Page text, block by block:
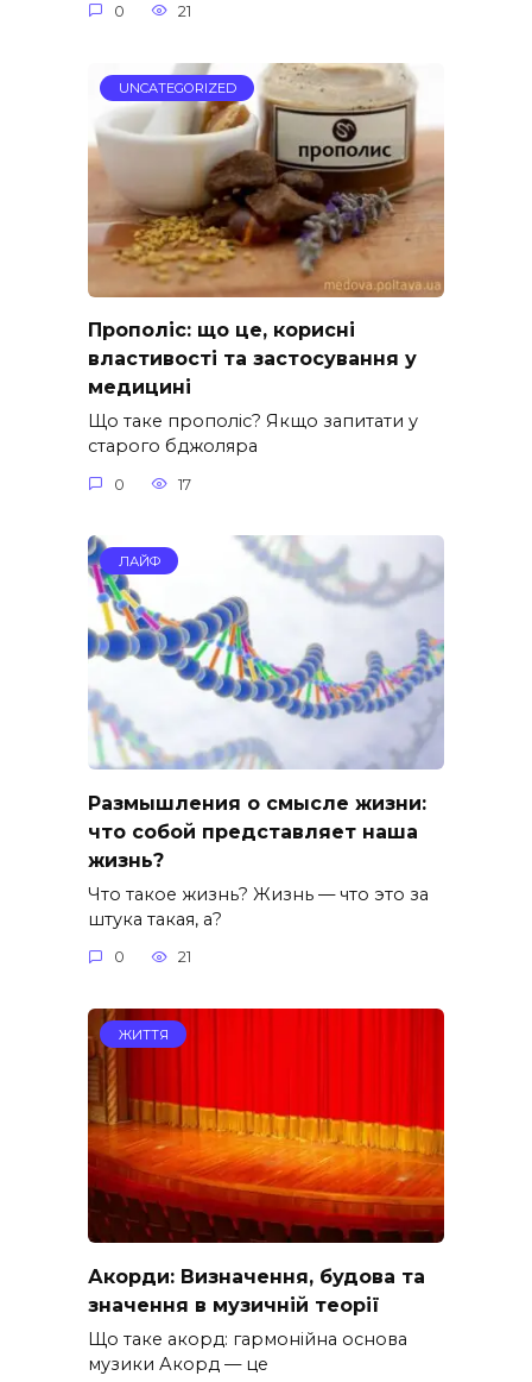
0 21
UNCATEGORIZED
Прополіс: що це, корисні
властивості та застосування у
медицині
Що таке прополіс? Якщо запитати у
старого бджоляра
0 17
ЛАЙФ
Размышления о смысле жизни:
что собой представляет наша
жизнь?
Что такое жизнь? Жизнь — что это за
штука такая, а?
0 21
ЖИТТЯ
Акорди: Визначення, будова та
значення в музичній теорії
Що таке акорд: гармонійна основа
музики Акорд — це